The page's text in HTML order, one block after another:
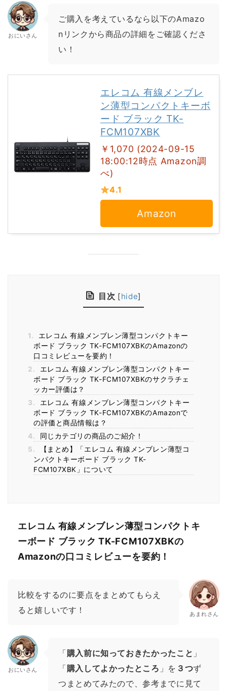
おにいさん
ご購入を考えているなら以下のAmazo
nリンクから商品の詳細をご確認くださ
い！
エレコム 有線メンブレ
ン薄型コンパクトキーボ
ード ブラック TK-
FCM107XBK
￥1,070 (2024-09-15
18:00:12時点 Amazon調
べ)
4.1
Amazon
目次 [hide]
1.
エレコム 有線メンブレン薄型コンパクトキー
ボード ブラック TK-FCM107XBKのAmazonの
口コミレビューを要約！
2.
エレコム 有線メンブレン薄型コンパクトキー
ボード ブラック TK-FCM107XBKのサクラチェ
ッカー評価は？
3.
エレコム 有線メンブレン薄型コンパクトキー
ボード ブラック TK-FCM107XBKのAmazonで
の評価と商品情報は？
4.
同じカテゴリの商品のご紹介！
5.
【まとめ】「エレコム 有線メンブレン薄型コ
ンパクトキーボード ブラック TK-
FCM107XBK」について
エレコム 有線メンブレン薄型コンパクトキ
ーボード ブラック TK-FCM107XBKの
Amazonの口コミレビューを要約！
比較をするのに要点をまとめてもらえ
ると嬉しいです！
あまれさん
おにいさん
「購入前に知っておきたかったこと 」
「購入してよかったところ 」を ３つず
つまとめてみたので、参考までに見て